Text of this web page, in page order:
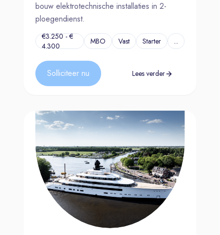
bouw elektrotechnische installaties in 2-
ploegendienst.
€3.250 - €
4.300
MBO Vast Starter ...
Solliciteer nu Lees verder